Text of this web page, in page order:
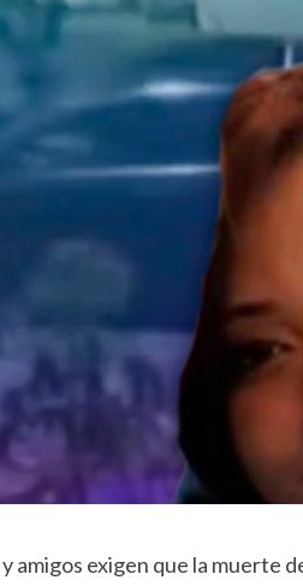
amigos exigen que la muerte